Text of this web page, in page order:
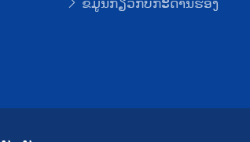
ຂໍ້ມູນກ່ຽວກັບກະດານຮອງ